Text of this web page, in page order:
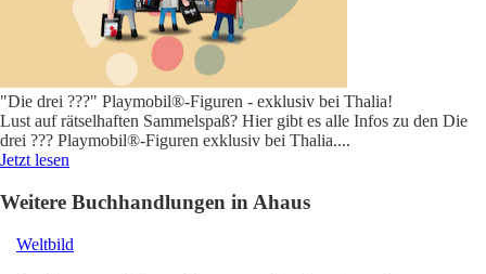
"Die drei ???" Playmobil®-Figuren - exklusiv bei Thalia!
Lust auf rätselhaften Sammelspaß? Hier gibt es alle Infos zu den Die
drei ??? Playmobil®-Figuren exklusiv bei Thalia....
Jetzt lesen
Weitere Buchhandlungen in Ahaus
Weltbild